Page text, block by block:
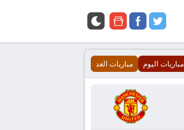
twitter
facebook
google
مباريات اليوم مباريات الغد